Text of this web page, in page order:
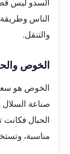
السدو ليس
الناس
والتنقل.
الخوص
الخوص هو
صناعة السلال
الحبال فكانت
مناسبة،